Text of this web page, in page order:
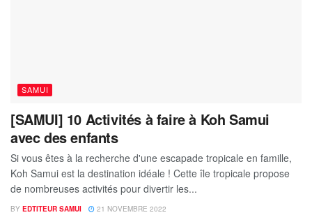
SAMUI
[SAMUI] 10 Activités à faire à Koh Samui
avec des enfants
Si vous êtes à la recherche d'une escapade tropicale en famille,
Koh Samui est la destination idéale ! Cette île tropicale propose
de nombreuses activités pour divertir les...
BY EDTITEUR SAMUI 21 NOVEMBRE 2022